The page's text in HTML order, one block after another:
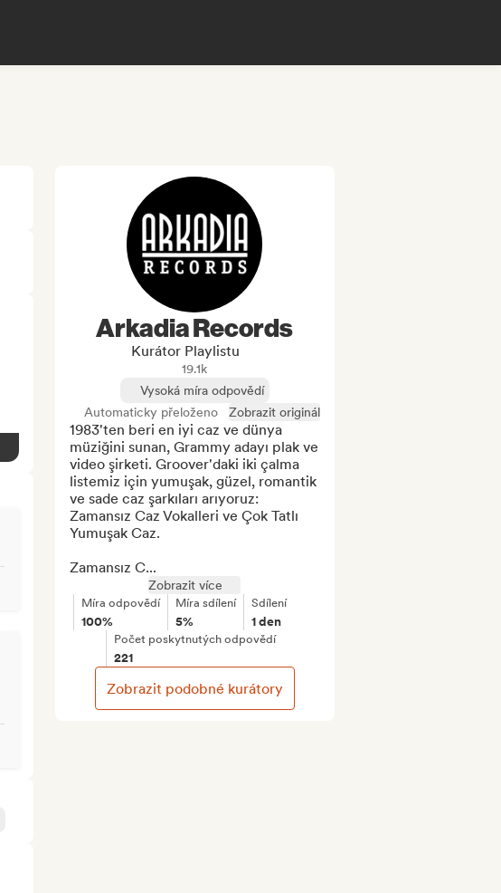
Arkadia Records
Kurátor Playlistu
19.1k
Vysoká míra odpovědí
Automaticky přeloženo
Zobrazit originál
1983'ten beri en iyi caz ve dünya
müziğini sunan, Grammy adayı plak ve
video şirketi. Groover'daki iki çalma
listemiz için yumuşak, güzel, romantik
ve sade caz şarkıları arıyoruz:
Zamansız Caz Vokalleri ve Çok Tatlı
Yumuşak Caz.
Zamansız C...
Zobrazit více
Míra odpovědí
100%
Míra sdílení
5%
Sdílení
1 den
Počet poskytnutých odpovědí
221
Zobrazit podobné kurátory